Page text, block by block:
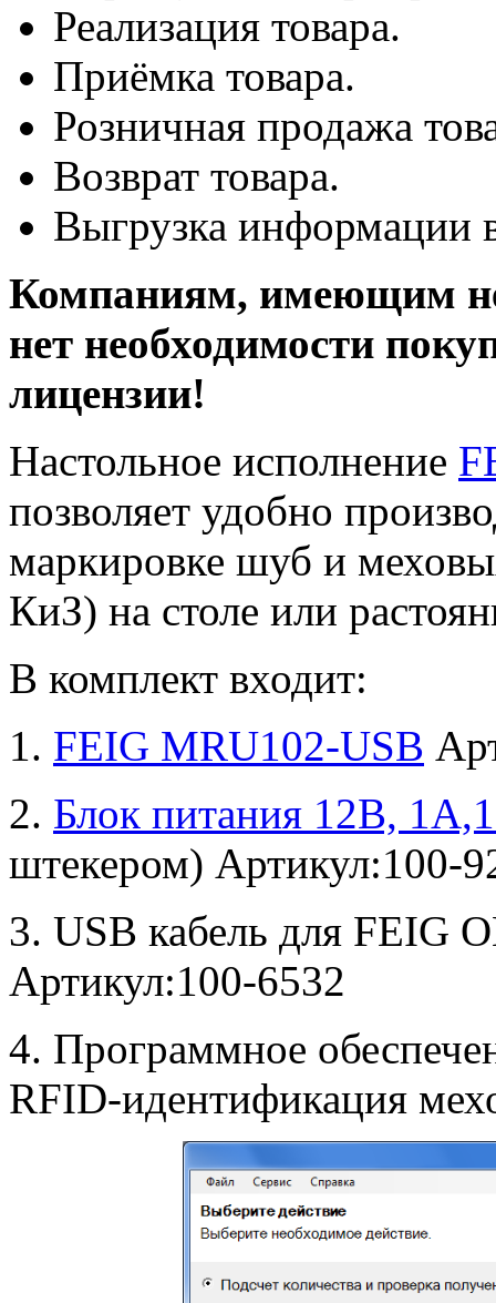
Реализация товара.
Приёмка товара.
Розничная продажа
Возврат товара.
Выгрузка
Компаниям, имеющим
нет необходимости
лицензии!
Настольное исполнение
позволяет удобно
маркировке шуб и
КиЗ) на столе или
В комплект входит:
1. FEIG MRU102-USB
2. Блок питания 12В,
штекером) Артикул:100-
3. USB кабель для FEIG
Артикул:100-6532
4. Программное
RFID-идентификация